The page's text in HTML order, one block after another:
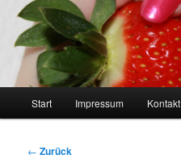
Start Impressum Kontakt
Beitragsnavigation
← Zurück